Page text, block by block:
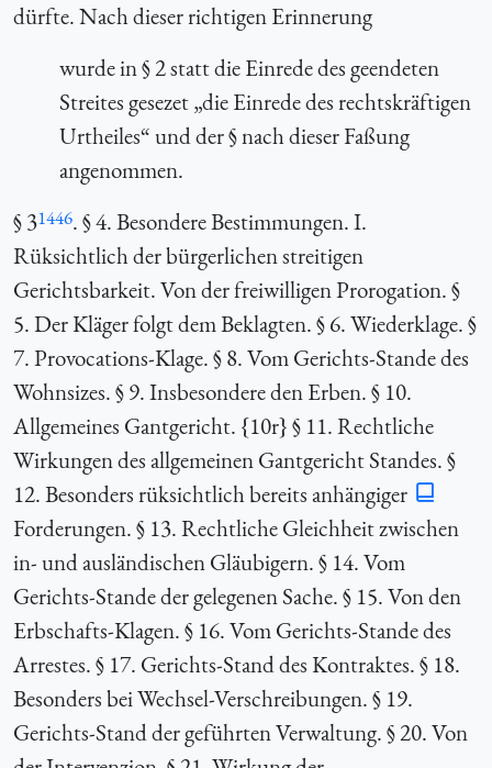
dürfte. Nach dieser richtigen Erinnerung
wurde in § 2 statt dieEinrede des geendeten
Streitesgesezet „die Einrede des rechtskräftigen
Urtheiles“ und der § nach dieser Faßung
angenommen.
§ 31446. § 4. Besondere Bestimmungen. I.
Rüksichtlich der bürgerlichen streitigen
Gerichtsbarkeit. Von der freiwilligen Prorogation. §
5. Der Kläger folgt dem Beklagten. § 6. Wiederklage. §
7. Provocations-Klage. § 8. Vom Gerichts-Stande des
Wohnsizes. § 9. Insbesondere den Erben. § 10.
Allgemeines Gantgericht. {10r} § 11. Rechtliche
Wirkungen des allgemeinen Gantgericht Standes. §
12. Besonders rüksichtlich bereits anhängiger
Forderungen. § 13. Rechtliche Gleichheit zwischen
in- und ausländischen Gläubigern. § 14. Vom
Gerichts-Stande der gelegenen Sache. § 15. Von den
Erbschafts-Klagen. § 16. Vom Gerichts-Stande des
Arrestes. § 17. Gerichts-Stand des Kontraktes. § 18.
Besonders bei Wechsel-Verschreibungen. § 19.
Gerichts-Stand der geführten Verwaltung. § 20. Von